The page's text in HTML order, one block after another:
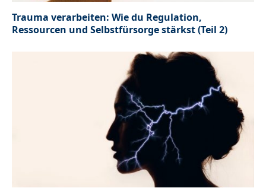
Trauma verarbeiten: Wie du Regulation,
Ressourcen und Selbstfürsorge stärkst (Teil 2)